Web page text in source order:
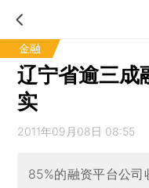
金融
辽宁省逾三成
实
2011年09月08日 08:55
85%的融资平台公